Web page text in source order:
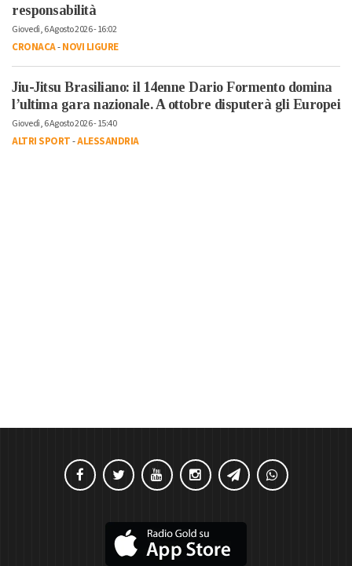
responsabilità
Giovedì, 6 Agosto 2026 - 16:02
CRONACA-NOVI LIGURE
Jiu-Jitsu Brasiliano: il 14enne Dario Formento domina
l’ultima gara nazionale. A ottobre disputerà gli Europei
Giovedì, 6 Agosto 2026 - 15:40
ALTRI SPORT-ALESSANDRIA